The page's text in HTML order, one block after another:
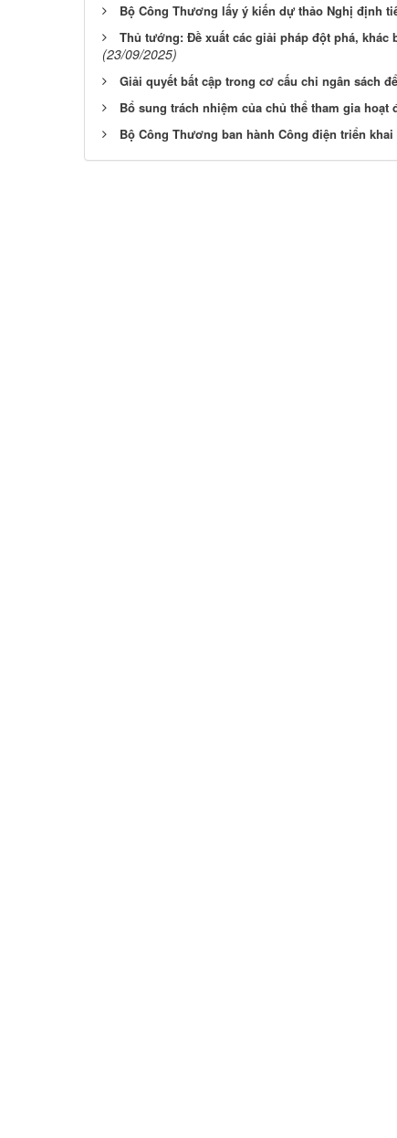
Bộ Công Thương lấy ý kiến dự thảo Nghị định
Thủ tướng: Đề xuất các giải pháp đột phá, khác
(23/09/2025)
Giải quyết bất cập trong cơ cấu chi ngân sách
Bổ sung trách nhiệm của chủ thể tham gia hoạt
Bộ Công Thương ban hành Công điện triển